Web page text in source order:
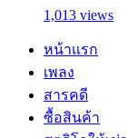
1,013 views
หน้าแรก
เพลง
สารคดี
ซื้อสินค้า